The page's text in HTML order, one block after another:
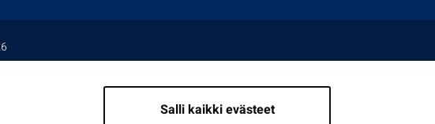
Salli kaikki evästeet